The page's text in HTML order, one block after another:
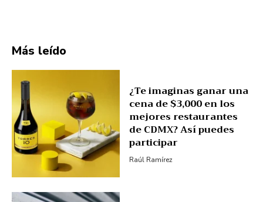
Más leído
¿Te imaginas ganar una
cena de $3,000 en los
mejores restaurantes
de CDMX? Así puedes
participar
Raúl Ramírez